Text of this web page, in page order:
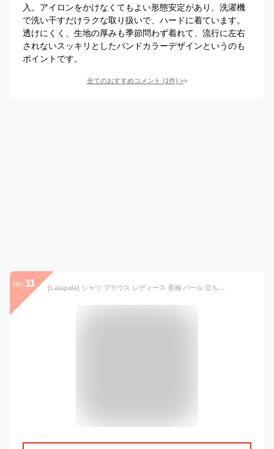
入。アイロンをかけなくてもよい形態安定があり、洗濯機
で洗い干すだけラクな取り扱いで、ハードに着ています。
透けにくく、生地の厚みも季節問わず着れて、流行に左右
されないスッキリとしたバンドカラーデザインというのも
ポイントです。
全てのおすすめコメント (1件) >
no. 11 [Lalapala] シャツ ブラウス レディース 長袖 パール 立ち襟 ギャリー トップス 大人 可愛い 上品 エレガント ゆったり 体型カバー おしゃれ 着回し ファション オフィス カジュアル フォマール デート 通勤 秋冬 (M, ブルー)